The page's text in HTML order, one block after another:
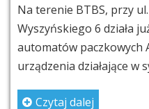
Na terenie BTBS, przy
Wyszyńskiego 6 działa
automatów paczkowych
urządzenia działające w
Czytaj dalej